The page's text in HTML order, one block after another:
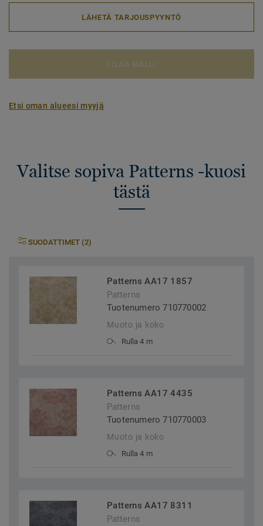
LÄHETÄ TARJOUSPYYNTÖ
Etsi oman alueesi myyjä
Valitse sopiva Patterns -kuosi
tästä
SUODATTIMET (2)
Patterns AA17 1857
Patterns
Tuotenumero 710770002
Muoto ja koko
Rulla 4 m
Patterns AA17 4435
Patterns
Tuotenumero 710770003
Muoto ja koko
Rulla 4 m
Patterns AA17 8311
Patterns